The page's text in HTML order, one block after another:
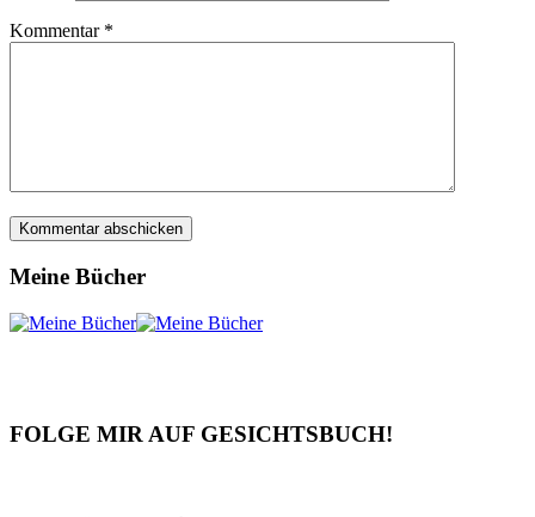
Kommentar *
Meine Bücher
FOLGE MIR AUF GESICHTSBUCH!